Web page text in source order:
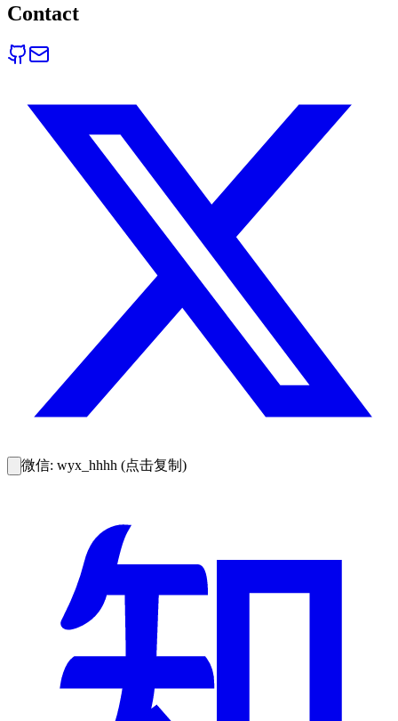
Contact
微信: wyx_hhhh (点击复制)